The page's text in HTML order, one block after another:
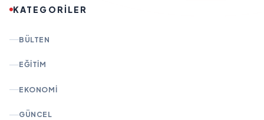
KATEGORİLER
BÜLTEN
EĞITIM
EKONOMI
GÜNCEL